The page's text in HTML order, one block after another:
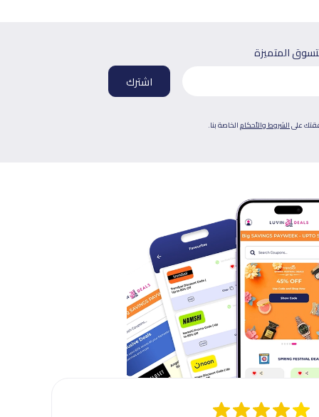
المتميزة
علىالشروط والأحكامالخاصة بنا.